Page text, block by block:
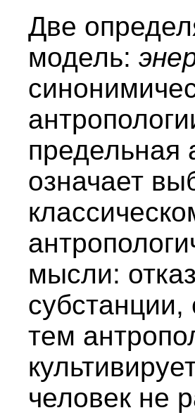
Две
модель:
предельная
означает
мысли:
тем
человек не